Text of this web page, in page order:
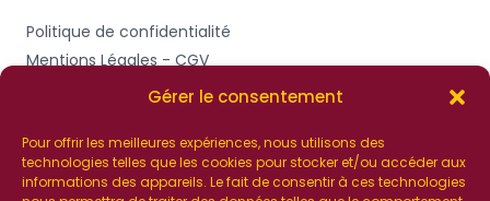
Gérer le consentement
Pour offrir les meilleures expériences, nous utilisons des
technologies telles que les cookies pour stocker et/ou accéder aux
informations des appareils. Le fait de consentir à ces technologies
Politique de confidentialité
Mentions Légales - CGV
Plan du site
Catalogue